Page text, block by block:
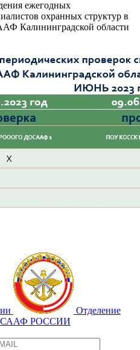
ежегодных
охранных структур в
области
Отделение
РОССИИ